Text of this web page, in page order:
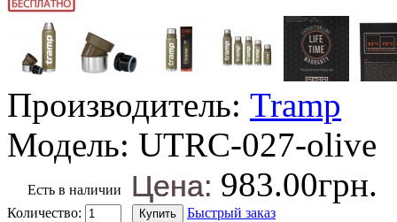
Производитель: Tramp
Модель: UTRC-027-olive
Есть в наличии Цена: 983.00грн.
Количество: Быстрый заказ